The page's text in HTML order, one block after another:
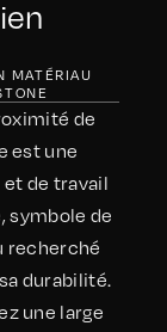
MATÉRIAU
de
est une
de travail
symbole de
recherché
durabilité.
une large